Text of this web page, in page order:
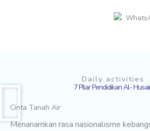
Daily activities
7 Pilar Pendidikan Al-
Cinta Tanah Air
Menanamkan rasa nasionalisme